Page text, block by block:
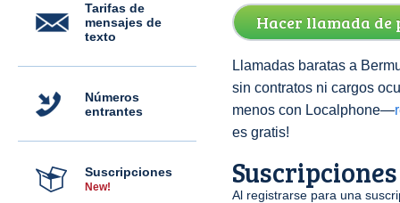
Tarifas de
mensajes de
texto
Números
entrantes
Suscripciones
New!
Hacer llamada de
Llamadas baratas a
sin contratos ni cargos
menos con Localphone—
es gratis!
Suscripciones
Al registrarse para una